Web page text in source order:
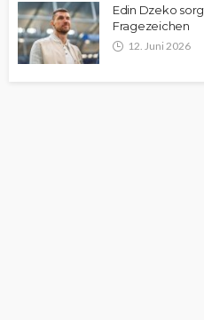
Edin Dzeko
Fragezeichen
12. Juni 2026